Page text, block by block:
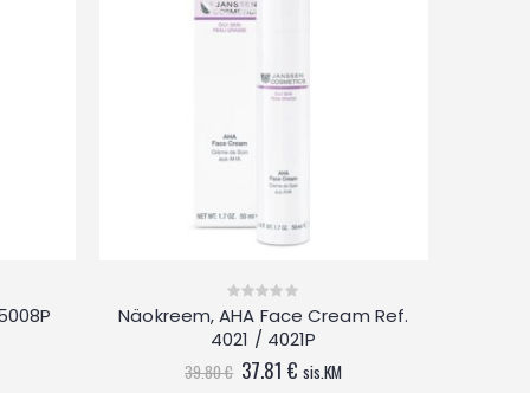
0
out
of
Näokreem, AHA Face Cream Ref.
4021 / 4021P
39.80€ Algne
37.81€ Current
sis.KM